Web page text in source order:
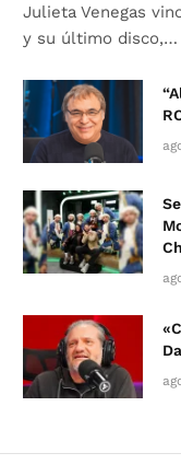
Julieta Venegas
y su último disco,…